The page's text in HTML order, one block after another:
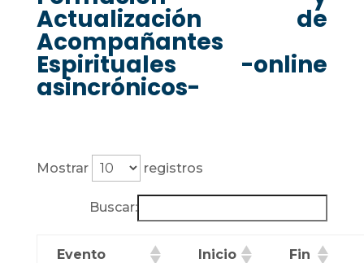
Actualización de
Acompañantes
Espirituales -online
asincrónicos-
Mostrar registros
Buscar:
Evento Inicio Fin